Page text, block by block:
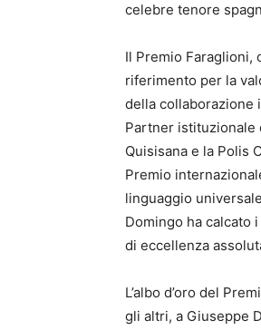
celebre tenore
Il Premio Faraglioni,
riferimento per la
della collaborazione
Partner istituzionale
Quisisana e la Polis
Premio
linguaggio
Domingo ha calcato
di eccellenza
L’albo d’oro del
gli altri, a Giuseppe